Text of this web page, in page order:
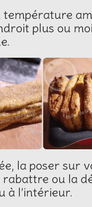
température
plus ou
la poser sur
ou la
à l’intérieur.